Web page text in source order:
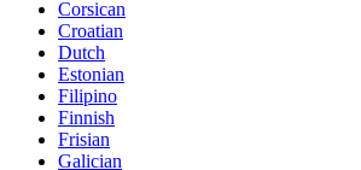
Corsican
Croatian
Dutch
Estonian
Filipino
Finnish
Frisian
Galician